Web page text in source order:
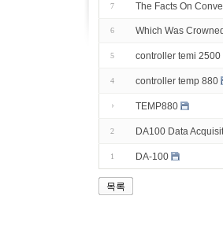
7 The Facts On
6 Which Was
5 controller temi 2500
4 controller temp 880
TEMP880
2 DA100 Data
1 DA-100
목록